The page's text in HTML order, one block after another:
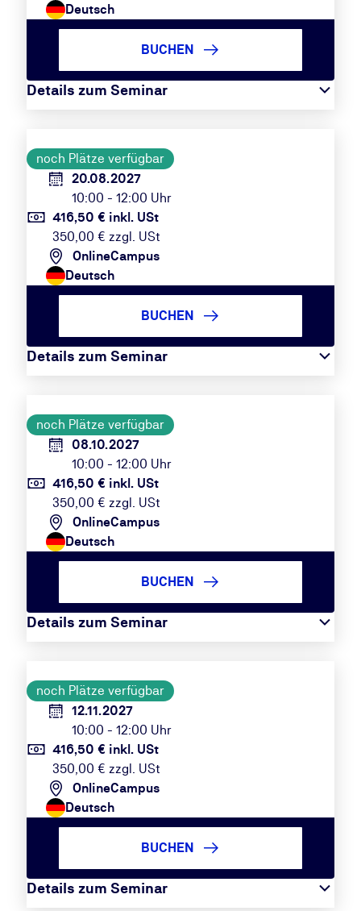
Deutsch
Details zum Seminar
BUCHEN
noch Plätze verfügbar
20.08.2027
10:00 - 12:00 Uhr
416,50 € inkl. USt
350,00 € zzgl. USt
OnlineCampus
Deutsch
Details zum Seminar
BUCHEN
noch Plätze verfügbar
08.10.2027
10:00 - 12:00 Uhr
416,50 € inkl. USt
350,00 € zzgl. USt
OnlineCampus
Deutsch
Details zum Seminar
BUCHEN
noch Plätze verfügbar
12.11.2027
10:00 - 12:00 Uhr
416,50 € inkl. USt
350,00 € zzgl. USt
OnlineCampus
Deutsch
Details zum Seminar
BUCHEN